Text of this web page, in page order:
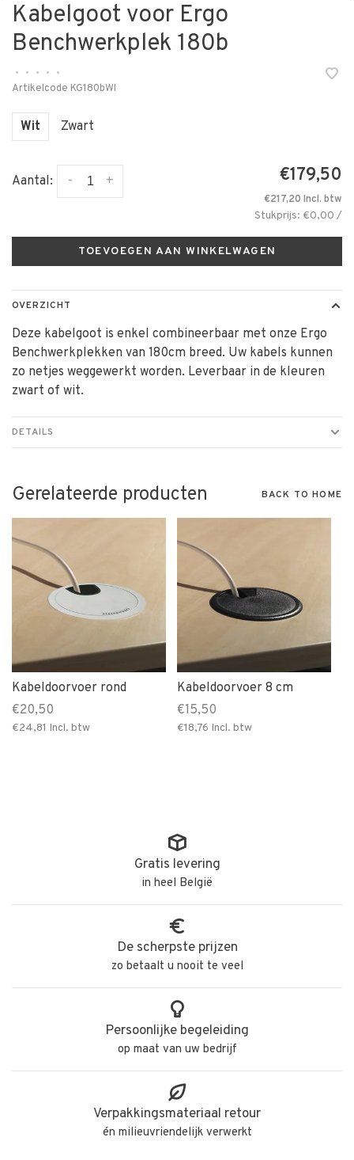
Kabelgoot voor Ergo
Benchwerkplek 180b
• • • •
•
Artikelcode KG180bWI
Wit Zwart
Aantal: +
- €179,50
€217,20 Incl. btw
Stukprijs: €0,00 /
TOEVOEGEN AAN WINKELWAGEN
OVERZICHT
Deze kabelgoot is enkel combineerbaar met onze Ergo
Benchwerkplekken van 180cm breed. Uw kabels kunnen
zo netjes weggewerkt worden. Leverbaar in de kleuren
zwart of wit.
DETAILS
Gerelateerde producten BACK TO HOME
Kabeldoorvoer rond
€20,50
€24,81 Incl. btw
Kabeldoorvoer 8 cm
€15,50
€18,76 Incl. btw
Gratis levering
in heel België
De scherpste prijzen
zo betaalt u nooit te veel
Persoonlijke begeleiding
op maat van uw bedrijf
Verpakkingsmateriaal retour
én milieuvriendelijk verwerkt